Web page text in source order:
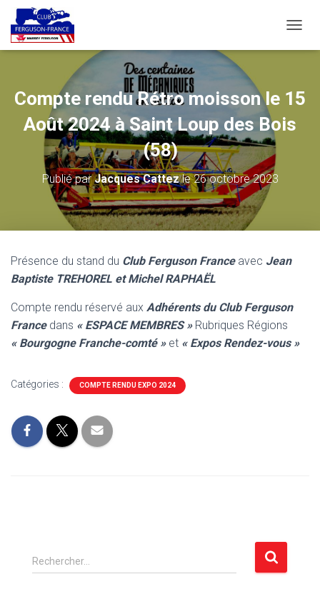
É
E
L
Compte rendu Rétro moisson le 15
Août 2024 à Saint Loup des Bois
(58)
Publié parJacques Cattezle26 octobre 2023
Présence du stand du Club Ferguson Franceavec Jean
Baptiste TREHOREL et Michel RAPHAËL
Compte rendu réservé aux Adhérents du Club Ferguson
Francedans « ESPACE MEMBRES »Rubriques Régions
« Bourgogne Franche-comté »et « Expos Rendez-vous »
Catégories : COMPTE RENDU EXPO 2024
R
e
Rechercher…